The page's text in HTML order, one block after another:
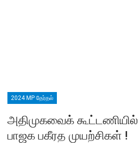
2024 MP தேர்தல்
அதிமுகவைக்
பாஜக பகீரத முயற்சிகள் !